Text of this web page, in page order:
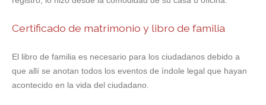
Certificado de matrimonio y libro de familia
El libro de familia es necesario para los ciudadanos debido a
que allí se anotan todos los eventos de índole legal que hayan
acontecido en la vida del ciudadano.